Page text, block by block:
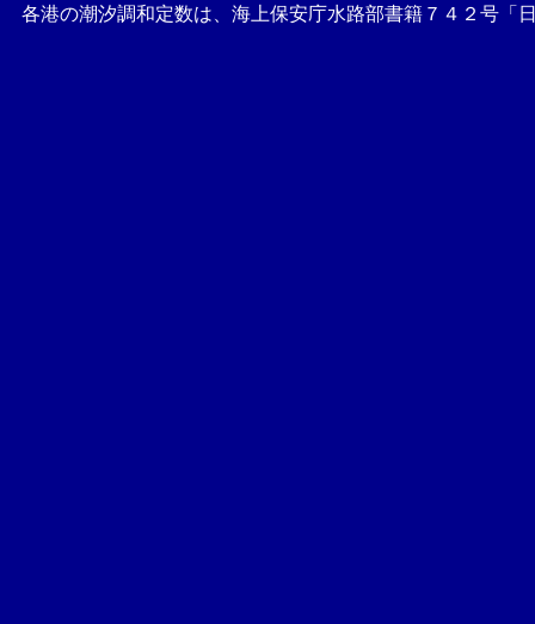
各港の潮汐調和定数は、海上保安庁水路部書籍７４２号「